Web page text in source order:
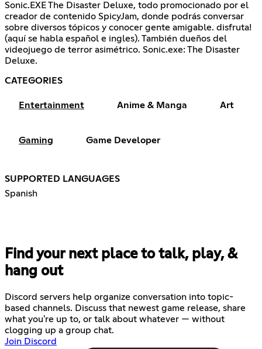
Sonic.EXE The Disaster Deluxe, todo promocionado por el
creador de contenido SpicyJam, donde podrás conversar
sobre diversos tópicos y conocer gente amigable. disfruta!
(aquí se habla español e ingles). También dueños del
videojuego de terror asimétrico. Sonic.exe: The Disaster
Deluxe.
CATEGORIES
Entertainment Anime & Manga Art
Gaming Game Developer
SUPPORTED LANGUAGES
Spanish
Find your next place to talk, play, &
hang out
Discord servers help organize conversation into topic-
based channels. Discuss that newest game release, share
what you're up to, or talk about whatever — without
clogging up a group chat.
Join Discord